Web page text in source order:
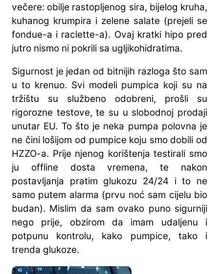
večere: obilje rastopljenog sira, bijelog kruha,
kuhanog krumpira i zelene salate (prejeli se
fondue-a i raclette-a). Ovaj kratki hipo pred
jutro nismo ni pokrili sa ugljikohidratima.
Sigurnost je jedan od bitnijih razloga što sam
u to krenuo. Svi modeli pumpica koji su na
tržištu su službeno odobreni, prošli su
rigorozne testove, te su u slobodnoj prodaji
unutar EU. To što je neka pumpa polovna je
ne čini lošijom od pumpice koju smo dobili od
HZZO-a. Prije njenog korištenja testirali smo
ju offline dosta vremena, te nakon
postavljanja pratim glukozu 24/24 i to ne
samo putem alarma (prvu noć sam cijelu bio
budan). Mislim da sam ovako puno sigurniji
nego prije, obzirom da imam udaljenu i
potpunu kontrolu, kako pumpice, tako i
trenda glukoze.